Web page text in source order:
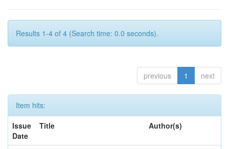
Results 1-4 of 4 (Search time: 0.0 seconds).
previous 1 next
Item hits:
Issue
Date
Title Author(s)